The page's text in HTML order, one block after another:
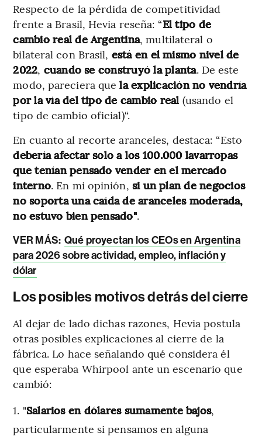
Respecto de la pérdida de competitividad
frente a Brasil, Hevia reseña: “El tipo de
cambio real de Argentina, multilateral o
bilateral con Brasil, está en el mismo nivel de
2022, cuando se construyó la planta. De este
modo, pareciera quela explicación no vendría
por la vía del tipo de cambio real (usando el
tipo de cambio oficial)“.
En cuanto al recorte aranceles, destaca: “Esto
debería afectar solo a los 100.000 lavarropas
que tenían pensado vender en el mercado
interno. En mi opinión, si un plan de negocios
no soporta una caída de aranceles moderada,
no estuvo bien pensado".
VER MÁS: Qué proyectan los CEOs en Argentina
para 2026 sobre actividad, empleo, inflación y
dólar
Los posibles motivos detrás del cierre
Al dejar de lado dichas razones, Hevia postula
otras posibles explicaciones al cierre de la
fábrica. Lo hace señalando qué considera él
que esperaba Whirpool ante un escenario que
cambió:
"Salarios en dólares sumamente bajos,
particularmente si pensamos en alguna